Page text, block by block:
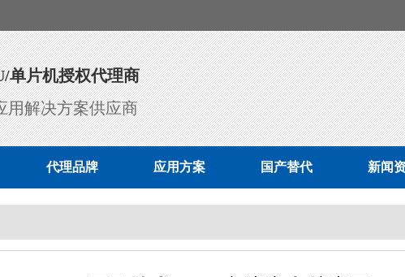
单片机授权代理商
用解决方案供应商
代理品牌 应用方案 国产替代 新闻